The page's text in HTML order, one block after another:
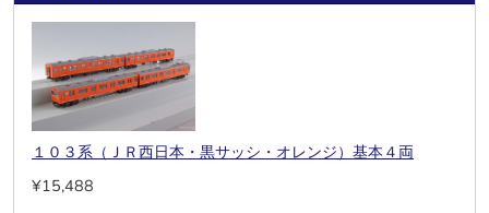
１０３系（ＪＲ西日本・黒サッシ・オレンジ）基本４両
¥15,488